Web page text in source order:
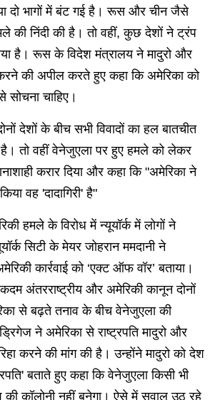
दो भागों में बंट गई है। रूस और चीन जैसे
की निंदी की है। तो वहीं, कुछ देशों ने ट्रंप
है। रूस के विदेश मंत्रालय ने मादुरो और
की अपील करते हुए कहा कि अमेरिका को
चाहिए।
देशों के बीच सभी विवादों का हल बातचीत
तो वहीं वेनेजुएला पर हुए हमले को लेकर
करार दिया और कहा कि "अमेरिका ने
वह 'दादागिरी' है"
हमले के विरोध में न्यूयॉर्क में लोगों ने
सिटी के मेयर जोहरान ममदानी ने
कार्रवाई को ‘एक्ट ऑफ वॉर’ बताया।
अंतरराष्ट्रीय और अमेरिकी कानून दोनों
से बढ़ते तनाव के बीच वेनेजुएला की
ने अमेरिका से राष्ट्रपति मादुरो और
करने की मांग की है। उन्होंने मादुरो को देश
बताते हुए कहा कि वेनेजुएला किसी भी
कॉलोनी नहीं बनेगा। ऐसे में सवाल उठ रहे